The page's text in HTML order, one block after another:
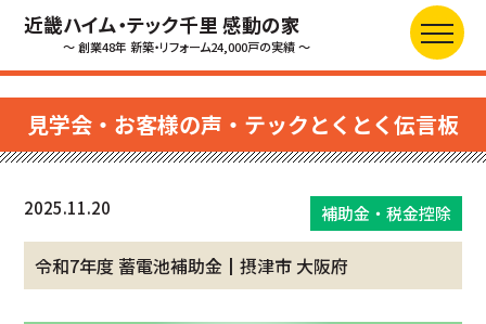
近畿ハイム・テック千里 感動の家
～ 創業48年 新築・リフォーム24,000戸の実績 ～
見学会・お客様の声・テックとくとく伝言板
2025.11.20 補助金・税金控除
令和7年度 蓄電池補助金┃摂津市 大阪府